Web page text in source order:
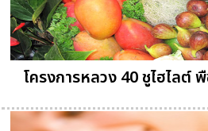
โครงการหลวง 40 ชูไฮไลต์